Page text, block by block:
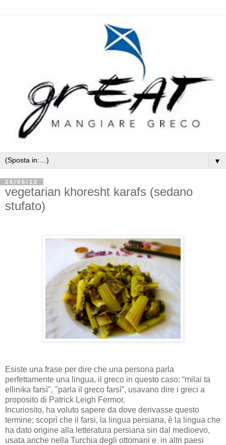
▼
25/06/12
vegetarian khoresht karafs (sedano
stufato)
Esiste una frase per dire che una persona parla
perfettamente una lingua, il greco in questo caso: “milai ta
ellinika farsì", "parla il greco farsì”, usavano dire i greci a
proposito di Patrick Leigh Fermor.
Incuriosito, ha voluto sapere da dove derivasse questo
termine; scoprì che il farsi, la lingua persiana, è la lingua che
ha dato origine alla letteratura persiana sin dal medioevo,
usata anche nella Turchia degli ottomani e in altri paesi